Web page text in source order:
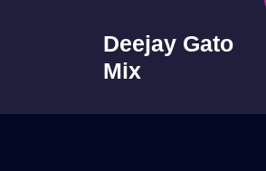
Deejay Gato
Mix